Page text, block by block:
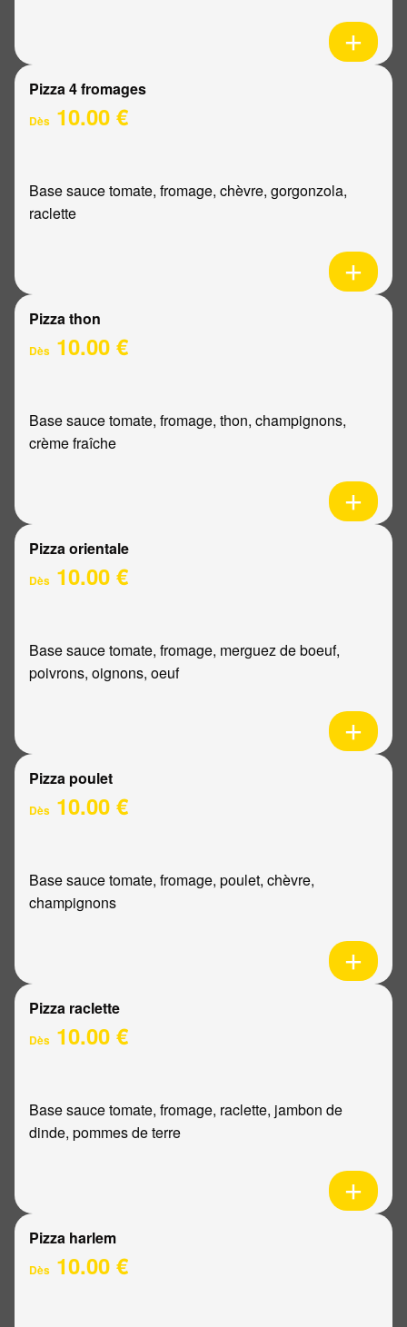
Pizza 4 fromages
Dès 10.00 €
Base sauce tomate, fromage, chèvre, gorgonzola,
raclette
Pizza thon
Dès 10.00 €
Base sauce tomate, fromage, thon, champignons,
crème fraîche
Pizza orientale
Dès 10.00 €
Base sauce tomate, fromage, merguez de boeuf,
poivrons, oignons, oeuf
Pizza poulet
Dès 10.00 €
Base sauce tomate, fromage, poulet, chèvre,
champignons
Pizza raclette
Dès 10.00 €
Base sauce tomate, fromage, raclette, jambon de
dinde, pommes de terre
Pizza harlem
Dès 10.00 €